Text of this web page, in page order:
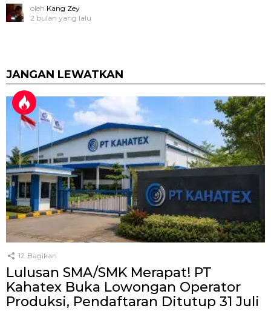
oleh Kang Zey
2 bulan yang lalu
JANGAN LEWATKAN
12 Bagikan
Lulusan SMA/SMK Merapat! PT
Kahatex Buka Lowongan Operator
Produksi, Pendaftaran Ditutup 31 Juli